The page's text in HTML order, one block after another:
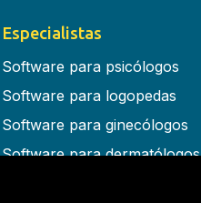
Especialistas
Software para psicólogos
Software para logopedas
Software para ginecólogos
Software para dermatólogos